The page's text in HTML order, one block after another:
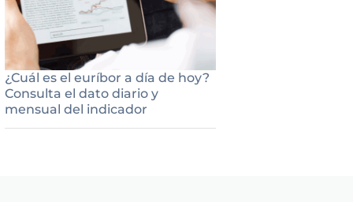
¿Cuál es el euríbor a día de hoy?
Consulta el dato diario y
mensual del indicador